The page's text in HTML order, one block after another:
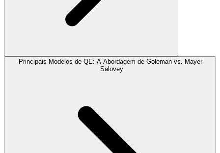
Principais Modelos de QE: A Abordagem de Goleman vs. Mayer-
Salovey